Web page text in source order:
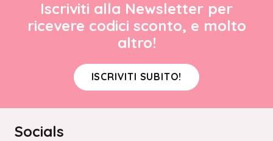
Iscriviti alla Newsletter per
ricevere codici sconto, e molto
altro!
ISCRIVITI SUBITO!
Socials